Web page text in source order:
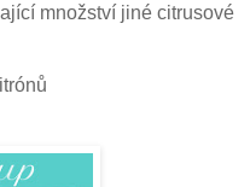
množství jiné citrusové